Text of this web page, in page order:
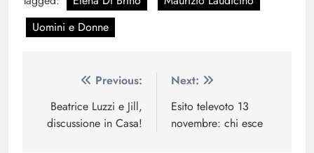
Uomini e Donne
Navigazione
articoli
Previous:
Beatrice Luzzi e Jill,
discussione in Casa!
Next:
Esito televoto 13
novembre: chi esce